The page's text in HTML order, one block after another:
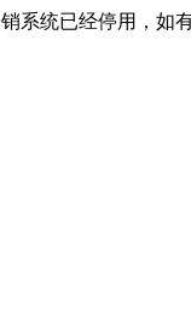
系统已经停用，如